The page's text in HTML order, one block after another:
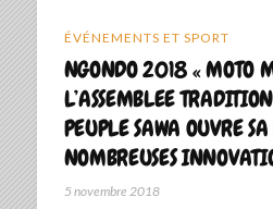
ÉVÉNEMENTS ET SPORT
NGONDO 2018 « MOTO
L’ASSEMBLEE
PEUPLE SAWA OUVRE
NOMBREUSES
5 novembre 2018